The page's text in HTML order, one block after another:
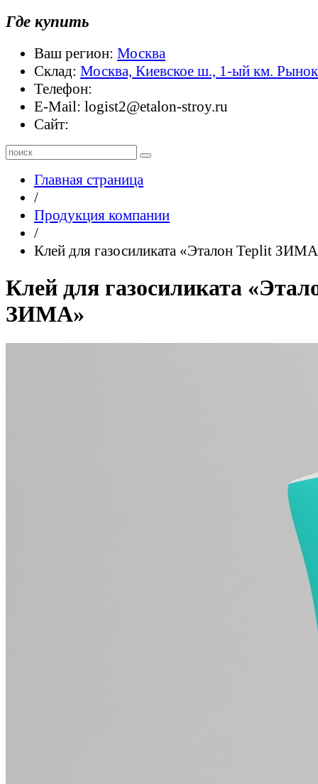
Где купить
Ваш регион: Москва
Склад: Москва, Киевское ш., 1-ый км.
Телефон:
E-Mail: logist2@etalon-stroy.ru
Сайт:
Главная страница
/
Продукция компании
/
Клей для газосиликата «Эталон Teplit
Клей для газосиликата
ЗИМА»